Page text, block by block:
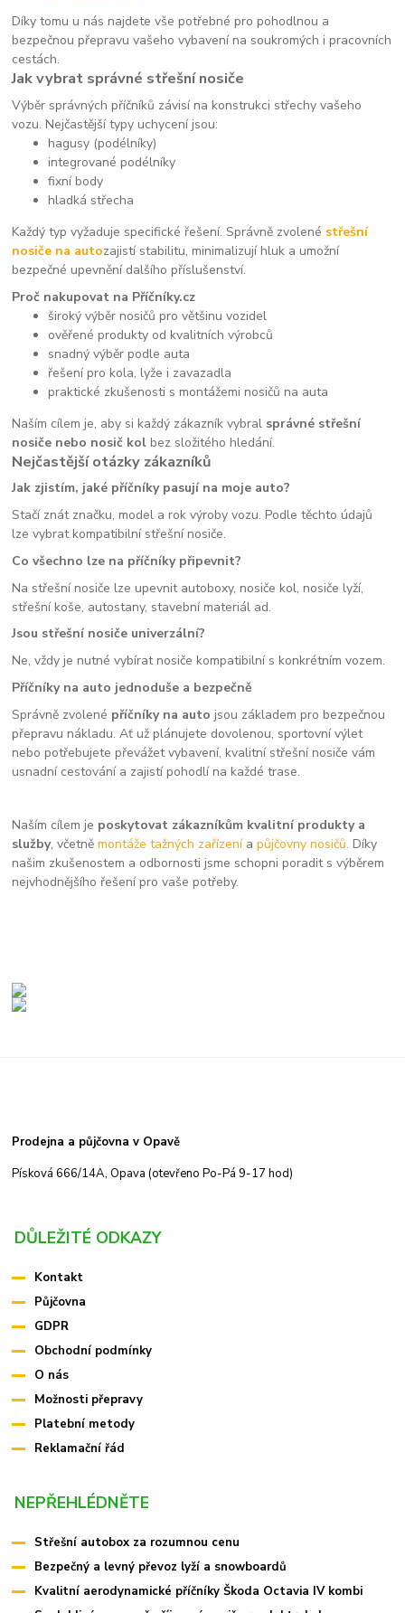
Díky tomu u nás najdete vše potřebné pro pohodlnou a
bezpečnou přepravu vašeho vybavení na soukromých i pracovních
cestách.
Jak vybrat správné střešní nosiče
Výběr správných příčníků závisí na konstrukci střechy vašeho
vozu. Nejčastější typy uchycení jsou:
hagusy (podélníky)
integrované podélníky
fixní body
hladká střecha
Každý typ vyžaduje specifické řešení. Správně zvolené střešní
nosiče na autozajistí stabilitu, minimalizují hluk a umožní
bezpečné upevnění dalšího příslušenství.
Proč nakupovat na Příčníky.cz
široký výběr nosičů pro většinu vozidel
ověřené produkty od kvalitních výrobců
snadný výběr podle auta
řešení pro kola, lyže i zavazadla
praktické zkušenosti s montážemi nosičů na auta
Naším cílem je, aby si každý zákazník vybral správné střešní
nosiče nebo nosič kol bez složitého hledání.
Nejčastější otázky zákazníků
Jak zjistím, jaké příčníky pasují na moje auto?
Stačí znát značku, model a rok výroby vozu. Podle těchto údajů
lze vybrat kompatibilní střešní nosiče.
Co všechno lze na příčníky připevnit?
Na střešní nosiče lze upevnit autoboxy, nosiče kol, nosiče lyží,
střešní koše, autostany, stavební materiál ad.
Jsou střešní nosiče univerzální?
Ne, vždy je nutné vybírat nosiče kompatibilní s konkrétním vozem.
Příčníky na auto jednoduše a bezpečně
Správně zvolené příčníky na auto jsou základem pro bezpečnou
přepravu nákladu. Ať už plánujete dovolenou, sportovní výlet
nebo potřebujete převážet vybavení, kvalitní střešní nosiče vám
usnadní cestování a zajistí pohodlí na každé trase.
Naším cílem je poskytovat zákazníkům kvalitní produkty a
služby, včetněmontáže tažných zařízení apůjčovny nosičů. Díky
našim zkušenostem a odbornosti jsme schopni poradit s výběrem
nejvhodnějšího řešení pro vaše potřeby.
Prodejna a půjčovna v Opavě
Písková 666/14A, Opava (otevřeno Po-Pá 9-17 hod)
DŮLEŽITÉ ODKAZY
Kontakt
Půjčovna
GDPR
Obchodní podmínky
O nás
Možnosti přepravy
Platební metody
Reklamační řád
NEPŘEHLÉDNĚTE
Střešní autobox za rozumnou cenu
Bezpečný a levný převoz lyží a snowboardů
Kvalitní aerodynamické příčníky Škoda Octavia IV kombi